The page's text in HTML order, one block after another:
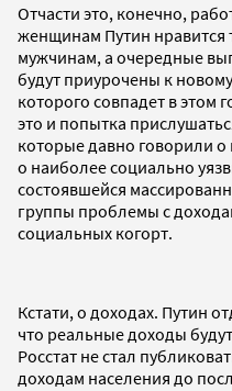
Отчасти это, конечно,
женщинам Путин
мужчинам, а очередные
будут приурочены к
которого совпадет в этом
это и попытка
которые давно говорили о
о наиболее социально
состоявшейся
группы проблемы с
социальных когорт.
Кстати, о доходах. Путин
что реальные доходы
Росстат не стал
доходам населения до